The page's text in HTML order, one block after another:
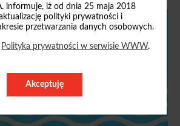
informuje, iż od dnia 25 maja 2018
polityki prywatności i
przetwarzania danych osobowych.
Polityka prywatności w serwisie WWW.
Akceptuję